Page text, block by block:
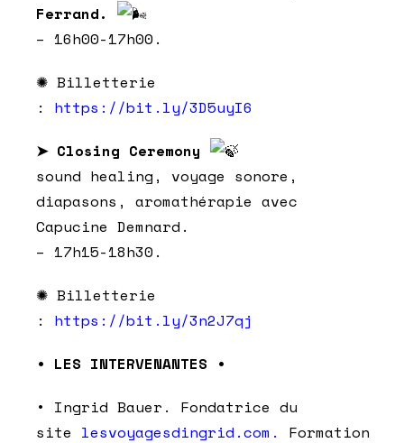
Ferrand.
– 16h00-17h00.
✺ Billetterie
: https://bit.ly/3D5uyI6
➤ Closing Ceremony
sound healing, voyage sonore,
diapasons, aromathérapie avec
Capucine Demnard.
– 17h15-18h30.
✺ Billetterie
: https://bit.ly/3n2J7qj
• LES INTERVENANTES •
• Ingrid Bauer. Fondatrice du
site lesvoyagesdingrid.com. Formation